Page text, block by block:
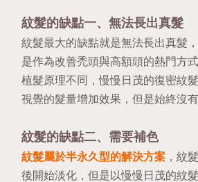
紋髮的缺點一、無法長出真髮
紋髮最大的缺點就是無法長出真髮
是作為改善禿頭與高額頭的熱門方
植髮原理不同，慢慢日茂的復密紋
視覺的髮量增加效果，但是始終沒
紋髮的缺點二、需要補色
紋髮屬於半永久型的解決方案 ，紋
後開始淡化，但是以慢慢日茂的紋